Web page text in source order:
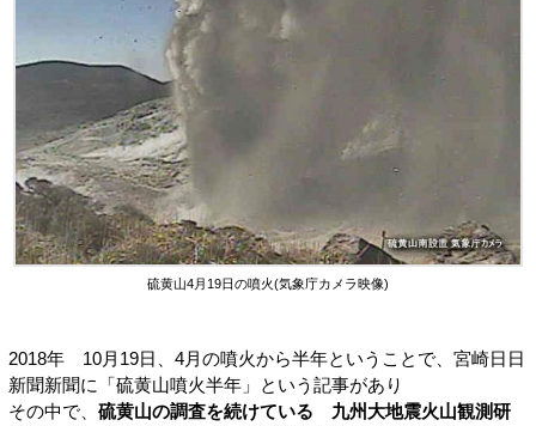
硫黄山4月19日の噴火(気象庁カメラ映像)
2018年 10月19日、4月の噴火から半年ということで、宮崎日日
新聞新聞に「硫黄山噴火半年」という記事があり
その中で、 硫黄山の調査を続けている 九州大地震火山観測研